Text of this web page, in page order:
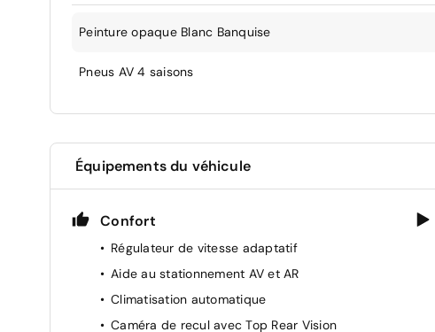
Peinture opaque Blanc Banquise
Pneus AV 4 saisons
Équipements du véhicule
Confort
Régulateur de vitesse adaptatif
Aide au stationnement AV et AR
Climatisation automatique
Caméra de recul avec Top Rear Vision